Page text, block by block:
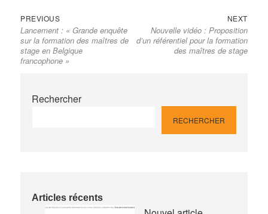
Navigation
de
l’article
PREVIOUSPrevious
post:
Lancement : « Grande enquête
sur la formation des maîtres de
stage en Belgique
francophone »
NEXTNext
post:
Nouvelle vidéo : Proposition
d’un référentiel pour la formation
des maîtres de stage
Rechercher
RECHERCHER
Articles récents